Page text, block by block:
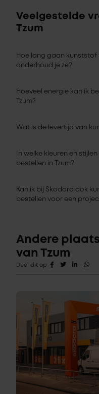
Veelgestelde
Tzum
Hoe lang gaan kunststof
onderhoud je ze?
Hoeveel energie kan ik
Tzum?
Wat is de levertijd van
In welke kleuren en
bestellen in Tzum?
Kan ik bij Skodora ook
bestellen voor een
Andere
van Tzum
Deel dit op